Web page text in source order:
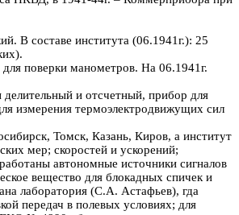
В составе института (06.1941г.): 25
поверки манометров. На 06.1941г.
и отсчетный, прибор для
измерения термоэлектродвижущих сил
Томск, Казань, Киров, а институт
мер; скоростей и ускорений;
автономные источники сигналов
вещество для блокадных спичек и
лаборатория (С.А. Астафьев), гда
передач в полевых условиях; для